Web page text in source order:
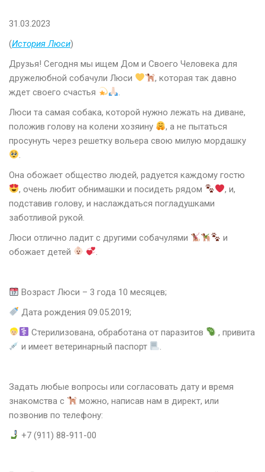
31.03.2023
(История Люси)
Друзья! Сегодня мы ищем Дом и Своего Человека для
дружелюбной собачули Люси
, которая так давно
ждет своего счастья
Люси та самая собака, которой нужно лежать на диване,
положив голову на колени хозяину
, а не пытаться
просунуть через решетку вольера свою милую мордашку
Она обожает общество людей, радуется каждому гостю
, очень любит обнимашки и посидеть рядом
, и,
подставив голову, и наслаждаться погладушками
заботливой рукой.
Люси отлично ладит с другими собачулями
и
обожает детей
Возраст Люси – 3 года 10 месяцев;
Дата рождения 09.05.2019;
Стерилизована, обработана от паразитов
, привита
и имеет ветеринарный паспорт
Задать любые вопросы или согласовать дату и время
знакомства с
можно, написав нам в директ, или
позвонив по телефону:
+7 (911) 88-911-00